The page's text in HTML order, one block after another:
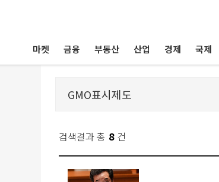
마켓 금융 부동산 산업 경제 국제
검색결과 총 8 건